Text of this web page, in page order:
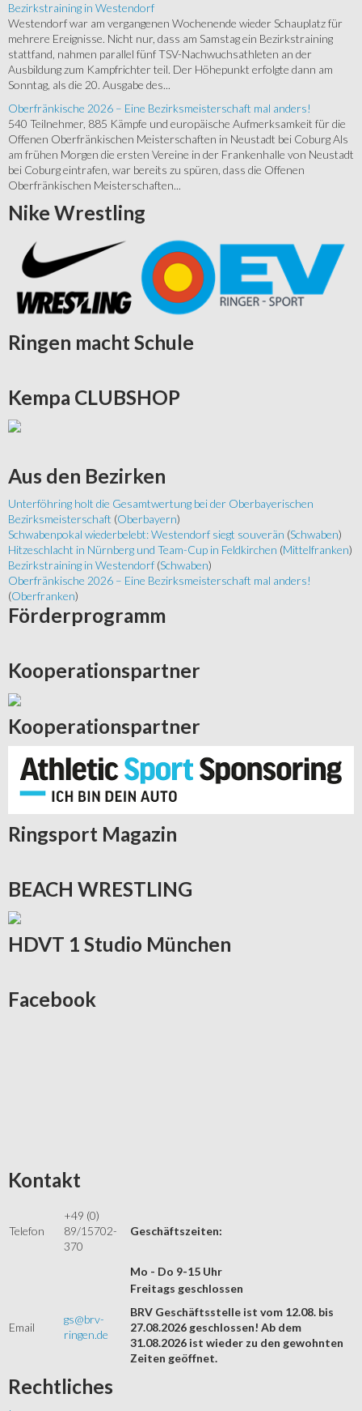
Bezirkstraining in Westendorf
Westendorf war am vergangenen Wochenende wieder Schauplatz für
mehrere Ereignisse. Nicht nur, dass am Samstag ein Bezirkstraining
stattfand, nahmen parallel fünf TSV-Nachwuchsathleten an der
Ausbildung zum Kampfrichter teil. Der Höhepunkt erfolgte dann am
Sonntag, als die 20. Ausgabe des...
Oberfränkische 2026 – Eine Bezirksmeisterschaft mal anders!
540 Teilnehmer, 885 Kämpfe und europäische Aufmerksamkeit für die
Offenen Oberfränkischen Meisterschaften in Neustadt bei Coburg Als
am frühen Morgen die ersten Vereine in der Frankenhalle von Neustadt
bei Coburg eintrafen, war bereits zu spüren, dass die Offenen
Oberfränkischen Meisterschaften...
Nike Wrestling
Ringen macht Schule
Kempa CLUBSHOP
Aus den Bezirken
Unterföhring holt die Gesamtwertung bei der Oberbayerischen
Bezirksmeisterschaft (Oberbayern)
Schwabenpokal wiederbelebt: Westendorf siegt souverän (Schwaben)
Hitzeschlacht in Nürnberg und Team-Cup in Feldkirchen (Mittelfranken)
Bezirkstraining in Westendorf (Schwaben)
Oberfränkische 2026 – Eine Bezirksmeisterschaft mal anders!
(Oberfranken)
Förderprogramm
Kooperationspartner
Kooperationspartner
Ringsport Magazin
BEACH WRESTLING
HDVT 1 Studio München
Facebook
Kontakt
Telefon
+49 (0)
89/15702-
370
Geschäftszeiten:
Mo - Do 9-15 Uhr
Email
gs@brv-
ringen.de
Freitags geschlossen
BRV Geschäftsstelle ist vom 12.08. bis
27.08.2026 geschlossen! Ab dem
31.08.2026 ist wieder zu den gewohnten
Zeiten geöffnet.
Rechtliches